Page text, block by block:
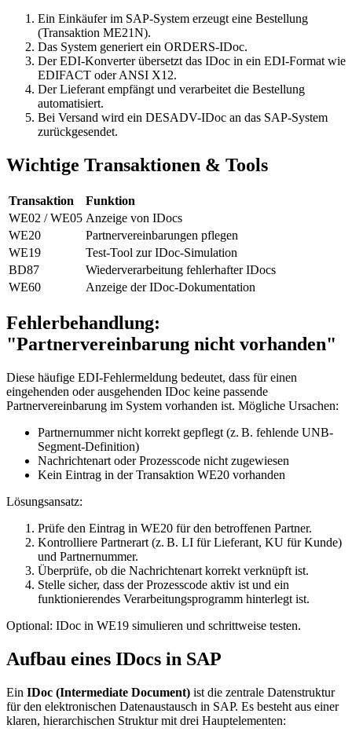
Ein Einkäufer im SAP-System erzeugt eine Bestellung
(Transaktion ME21N).
Das System generiert ein ORDERS-IDoc.
Der EDI-Konverter übersetzt das IDoc in ein EDI-Format wie
EDIFACT oder ANSI X12.
Der Lieferant empfängt und verarbeitet die Bestellung
automatisiert.
Bei Versand wird ein DESADV-IDoc an das SAP-System
zurückgesendet.
Wichtige Transaktionen & Tools
Transaktion
Funktion
WE02 / WE05 Anzeige von IDocs
WE20
Partnervereinbarungen pflegen
WE19
Test-Tool zur IDoc-Simulation
BD87
Wiederverarbeitung fehlerhafter IDocs
WE60
Anzeige der IDoc-Dokumentation
Fehlerbehandlung:
"Partnervereinbarung nicht vorhanden"
Diese häufige EDI-Fehlermeldung bedeutet, dass für einen
eingehenden oder ausgehenden IDoc keine passende
Partnervereinbarung im System vorhanden ist. Mögliche Ursachen:
Partnernummer nicht korrekt gepflegt (z. B. fehlende UNB-
Segment-Definition)
Nachrichtenart oder Prozesscode nicht zugewiesen
Kein Eintrag in der Transaktion WE20 vorhanden
Lösungsansatz:
Prüfe den Eintrag in WE20 für den betroffenen Partner.
Kontrolliere Partnerart (z. B. LI für Lieferant, KU für Kunde)
und Partnernummer.
Überprüfe, ob die Nachrichtenart korrekt verknüpft ist.
Stelle sicher, dass der Prozesscode aktiv ist und ein
funktionierendes Verarbeitungsprogramm hinterlegt ist.
Optional: IDoc in WE19 simulieren und schrittweise testen.
Aufbau eines IDocs in SAP
Ein IDoc (Intermediate Document) ist die zentrale Datenstruktur
für den elektronischen Datenaustausch in SAP. Es besteht aus einer
klaren, hierarchischen Struktur mit drei Hauptelementen: